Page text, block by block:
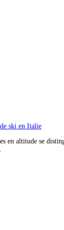
ski en Italie
en altitude se